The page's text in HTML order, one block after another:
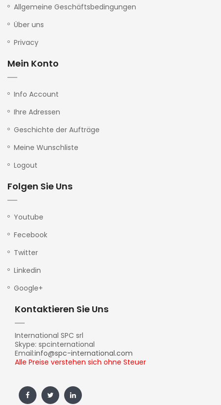
Allgemeine Geschäftsbedingungen
Über uns
Privacy
Mein Konto
Info Account
Ihre Adressen
Geschichte der Aufträge
Meine Wunschliste
Logout
Folgen Sie Uns
Youtube
Fecebook
Twitter
Linkedin
Google+
Kontaktieren Sie Uns
International SPC srl
Skype: spcinternational
Email:info@spc-international.com
Alle Preise verstehen sich ohne Steuer